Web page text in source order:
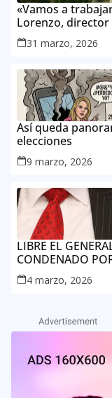
«Vamos a
Lorenzo, director
Masculina de
31 marzo, 2026
Así queda
elecciones
9 marzo, 2026
LIBRE EL
CONDENADO
4 marzo, 2026